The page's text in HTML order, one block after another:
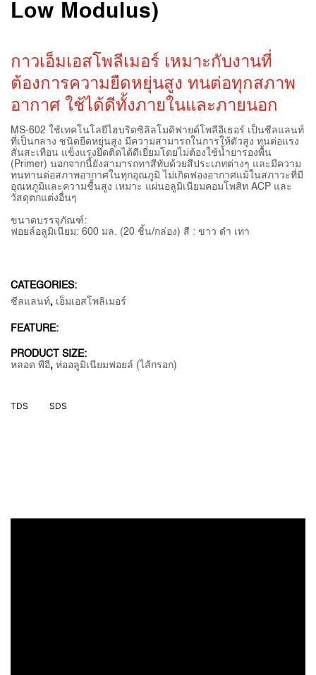
Low Modulus)
กาวเอ็มเอสโพลีเมอร์ เหมาะกับงานที่
ต้องการความยืดหยุ่นสูง ทนต่อทุกสภาพ
อากาศ ใช้ได้ดีทั้งภายในและภายนอก
MS-602 ใช้เทคโนโลยีไฮบริดซิลิลโมดิฟายด์โพลีอีเธอร์ เป็นซีลแลนท์
ที่เป็นกลาง ชนิดยืดหยุ่นสูง มีความสามารถในการให้ตัวสูง ทนต่อแรง
สั่นสะเทือน แข็งแรงยึดติดได้ดีเยี่ยมโดยไม่ต้องใช้น้ำยารองพื้น
(Primer) นอกจากนี้ยังสามารถทาสีทับด้วยสีประเภทต่างๆ และมีความ
ทนทานต่อสภาพอากาศในทุกอุณภูมิ ไม่เกิดฟองอากาศแม้ในสภาวะที่มี
อุณหภูมิและความชื้นสูง เหมาะ แผ่นอลูมิเนียมคอมโพสิท ACP และ
วัสดุตกแต่งอื่นๆ
ขนาดบรรจุภัณฑ์:
ฟอยล์อลูมิเนียม: 600 มล. (20 ชิ้น/กล่อง) สี : ขาว ดำ เทา
CATEGORIES:
ซีลแลนท์, เอ็มเอสโพลิเมอร์
FEATURE:
PRODUCT SIZE:
หลอด พีอี, ห่ออลูมิเนียมฟอยล์ (ไส้กรอก)